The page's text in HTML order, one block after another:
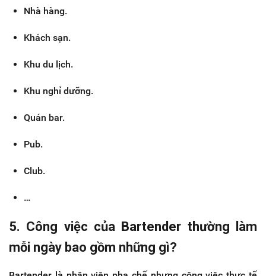
Nhà hàng.
Khách sạn.
Khu du lịch.
Khu nghỉ dưỡng.
Quán bar.
Pub.
Club.
…
5. Công việc của Bartender thường làm
mỗi ngày bao gồm những gì?